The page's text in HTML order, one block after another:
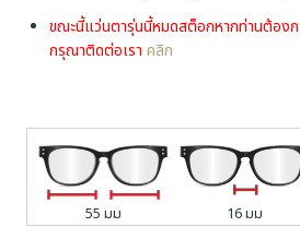
ขณะนี้แว่นตารุ่นนี้หมดสต็อกหากท่านต้อง
กรุณาติดต่อเรา คลิก
55 มม 16 มม